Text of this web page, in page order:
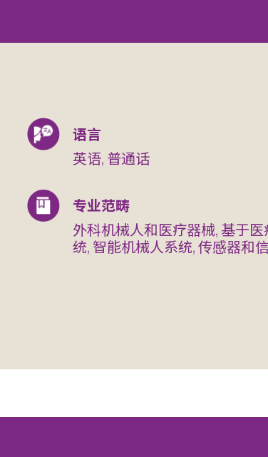
语言
英语, 普通话
专业范畴
外科机械人和医疗器械, 基于
统, 智能机械人系统, 传感器和